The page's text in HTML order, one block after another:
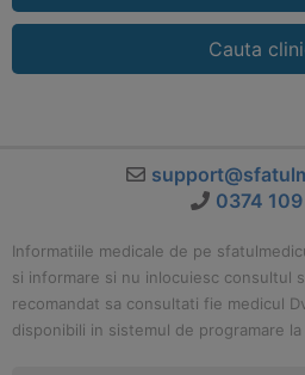
Cauta
0374
Informatiile medicale de pe
si informare si nu inlocuiesc consultul
recomandat sa consultati fie medicul
disponibili in sistemul de programare la